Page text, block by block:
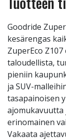
Goodride
kesärengas
ZuperEco
taloudellista,
pieniin
ja SUV-
tasapainoisen
erinomainen
Vakaata